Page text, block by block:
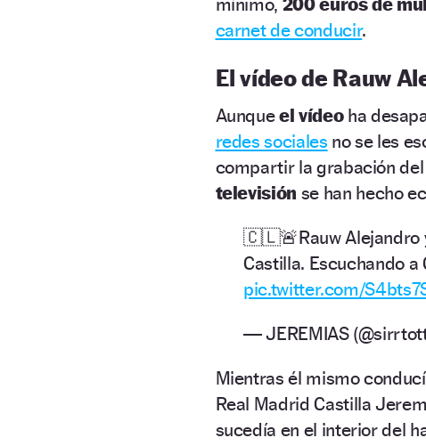
carnet de conducir.
El vídeo de Rauw
Aunqueel vídeo ha
redes sociales no se les
compartir la grabación
televisión se han hecho
🇨🇱🚨Rauw Alejandro
Castilla. Escuchando a
pic.twitter.com/
— JEREMIAS
Mientras él mismo
Real Madrid Castilla
sucedía en el interior del